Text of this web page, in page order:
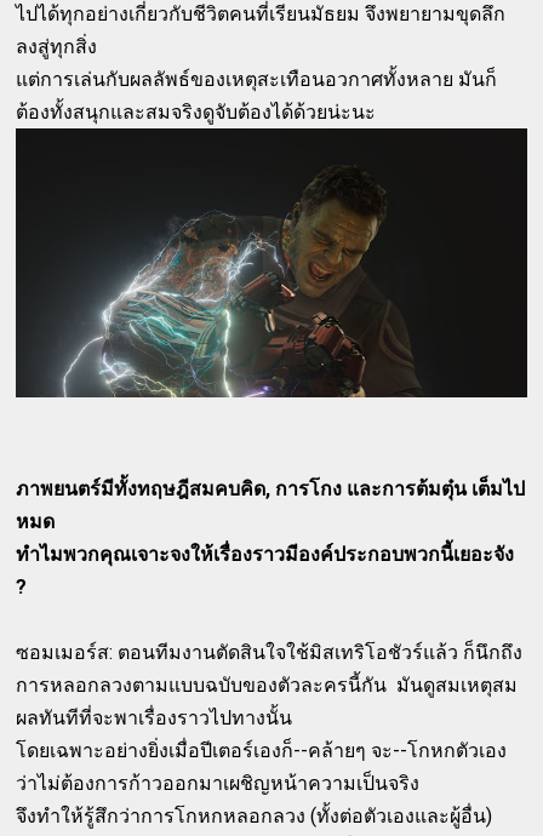
ไปได้ทุกอย่างเกี่ยวกับชีวิตคนที่เรียนมัธยม จึงพยายามขุดลึก
ลงสู่ทุกสิ่ง
แต่การเล่นกับผลลัพธ์ของเหตุสะเทือนอวกาศทั้งหลาย มันก็
ต้องทั้งสนุกและสมจริงดูจับต้องได้ด้วยน่ะนะ
ภาพยนตร์มีทั้งทฤษฎีสมคบคิด, การโกง และการต้มตุ๋น เต็มไป
หมด
ทำไมพวกคุณเจาะจงให้เรื่องราวมีองค์ประกอบพวกนี้เยอะจัง
?
ซอมเมอร์ส: ตอนทีมงานตัดสินใจใช้มิสเทริโอชัวร์แล้ว ก็นึกถึง
การหลอกลวงตามแบบฉบับของตัวละครนี้กัน มันดูสมเหตุสม
ผลทันทีที่จะพาเรื่องราวไปทางนั้น
โดยเฉพาะอย่างยิ่งเมื่อปีเตอร์เองก็--คล้ายๆ จะ--โกหกตัวเอง
ว่าไม่ต้องการก้าวออกมาเผชิญหน้าความเป็นจริง
จึงทำให้รู้สึกว่าการโกหกหลอกลวง (ทั้งต่อตัวเองและผู้อื่น)